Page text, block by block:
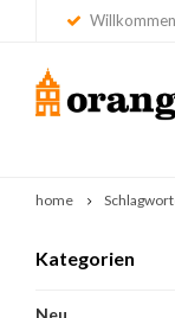
home
Kategorien
Neu